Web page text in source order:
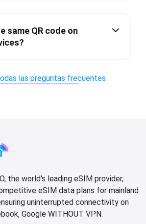
same QR code on
las preguntas frecuentes
the world's leading eSIM provider,
eSIM data plans for mainland
uninterrupted connectivity on
Google WITHOUT VPN.